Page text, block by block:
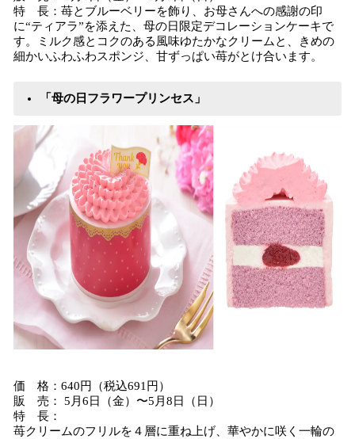
特 長：苺とブルーベリーを飾り、お母さんへの感謝の印
に“ティアラ”を添えた、母の日限定デコレーションケーキで
す。ミルク感とコクのある風味ゆたかなクリームと、きめの
細かいふわふわスポンジ、甘ずっぱい苺がとけ合います。
「母の日フラワープリンセス」
価 格：640円（税込691円）
販 売： 5月6日（金）〜5月8日（日）
特 長：
苺クリームのフリルを４層に重ね上げ、華やかに咲く一輪の